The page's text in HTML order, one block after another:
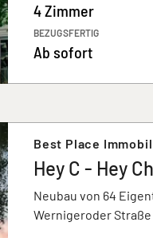
4 Zimmer
BEZUGSFERTIG
Ab sofort
Best Place
Hey C - Hey
Neubau von 64
Wernigeroder Straße